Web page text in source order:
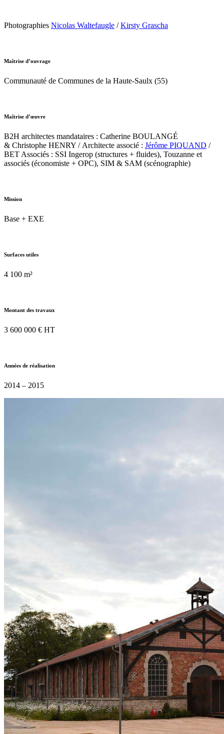
Photographies Nicolas Waltefaugle /Kirsty Grascha
Maîtrise d’ouvrage
Communauté de Communes de la Haute-Saulx (55)
Maîtrise d’œuvre
B2H architectes mandataires : Catherine BOULANGÉ
& Christophe HENRY / Architecte associé : Jérôme PIQUAND /
BET Associés : SSI Ingerop (structures + fluides), Touzanne et
associés (économiste + OPC), SIM & SAM (scénographie)
Mission
Base + EXE
Surfaces utiles
4 100 m²
Montant des travaux
3 600 000 € HT
Années de réalisation
2014 – 2015